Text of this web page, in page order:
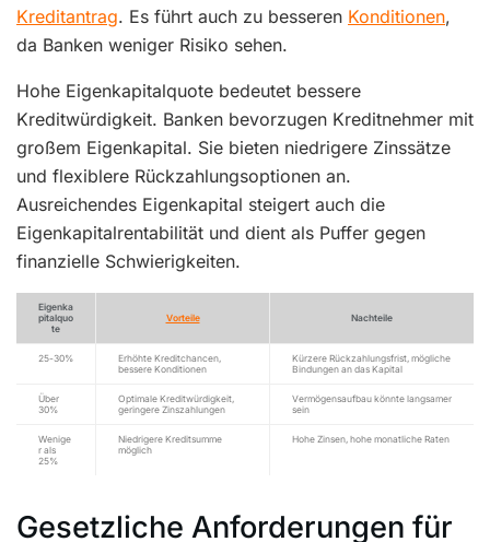
Kreditantrag. Es führt auch zu besseren Konditionen,
da Banken weniger Risiko sehen.
Hohe Eigenkapitalquote bedeutet bessere
Kreditwürdigkeit. Banken bevorzugen Kreditnehmer mit
großem Eigenkapital. Sie bieten niedrigere Zinssätze
und flexiblere Rückzahlungsoptionen an.
Ausreichendes Eigenkapital steigert auch die
Eigenkapitalrentabilität und dient als Puffer gegen
finanzielle Schwierigkeiten.
Eigenka
pitalquo
te
Vorteile Nachteile
25-30%
Erhöhte Kreditchancen,
bessere Konditionen
Kürzere Rückzahlungsfrist, mögliche
Bindungen an das Kapital
Über
30%
Optimale Kreditwürdigkeit,
geringere Zinszahlungen
Vermögensaufbau könnte langsamer
sein
Wenige
r als
25%
Niedrigere Kreditsumme
möglich
Hohe Zinsen, hohe monatliche Raten
Gesetzliche Anforderungen für